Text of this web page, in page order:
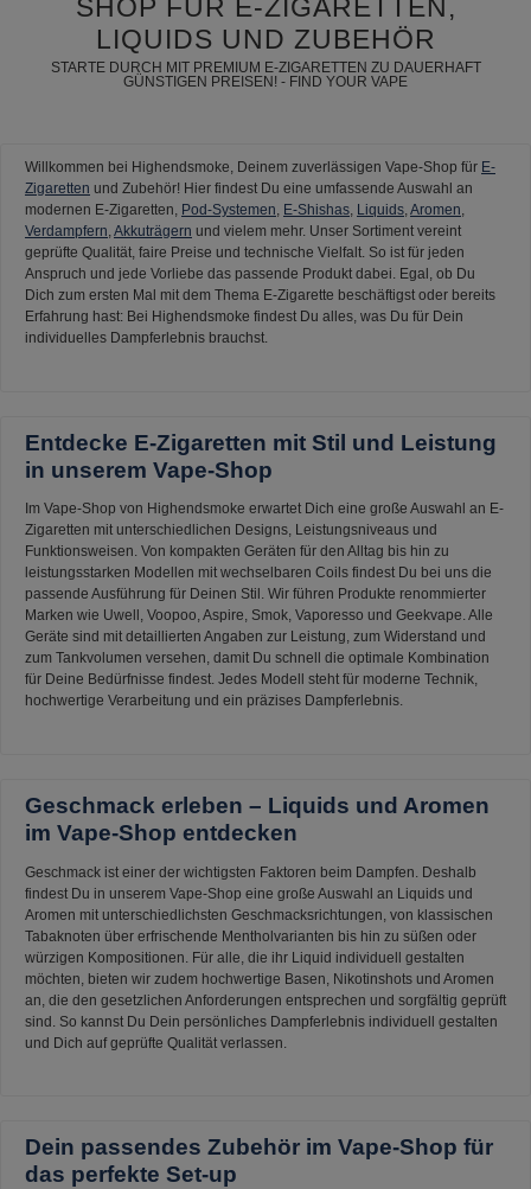
SHOP FÜR E-ZIGARETTEN,
LIQUIDS UND ZUBEHÖR
STARTE DURCH MIT PREMIUM E-ZIGARETTEN ZU DAUERHAFT
GÜNSTIGEN PREISEN! - FIND YOUR VAPE
Willkommen bei Highendsmoke, Deinem zuverlässigen Vape-Shop für E-
Zigaretten und Zubehör! Hier findest Du eine umfassende Auswahl an
modernen E-Zigaretten, Pod-Systemen, E-Shishas, Liquids,Aromen,
Verdampfern,Akkuträgern und vielem mehr. Unser Sortiment vereint
geprüfte Qualität, faire Preise und technische Vielfalt. So ist für jeden
Anspruch und jede Vorliebe das passende Produkt dabei. Egal, ob Du
Dich zum ersten Mal mit dem Thema E-Zigarette beschäftigst oder bereits
Erfahrung hast: Bei Highendsmoke findest Du alles, was Du für Dein
individuelles Dampferlebnis brauchst.
Entdecke E-Zigaretten mit Stil und Leistung
in unserem Vape-Shop
Im Vape-Shop von Highendsmoke erwartet Dich eine große Auswahl an E-
Zigaretten mit unterschiedlichen Designs, Leistungsniveaus und
Funktionsweisen. Von kompakten Geräten für den Alltag bis hin zu
leistungsstarken Modellen mit wechselbaren Coils findest Du bei uns die
passende Ausführung für Deinen Stil. Wir führen Produkte renommierter
Marken wie Uwell, Voopoo, Aspire, Smok, Vaporesso und Geekvape. Alle
Geräte sind mit detaillierten Angaben zur Leistung, zum Widerstand und
zum Tankvolumen versehen, damit Du schnell die optimale Kombination
für Deine Bedürfnisse findest. Jedes Modell steht für moderne Technik,
hochwertige Verarbeitung und ein präzises Dampferlebnis.
Geschmack erleben – Liquids und Aromen
im Vape-Shop entdecken
Geschmack ist einer der wichtigsten Faktoren beim Dampfen. Deshalb
findest Du in unserem Vape-Shop eine große Auswahl an Liquids und
Aromen mit unterschiedlichsten Geschmacksrichtungen, von klassischen
Tabaknoten über erfrischende Mentholvarianten bis hin zu süßen oder
würzigen Kompositionen. Für alle, die ihr Liquid individuell gestalten
möchten, bieten wir zudem hochwertige Basen, Nikotinshots und Aromen
an, die den gesetzlichen Anforderungen entsprechen und sorgfältig geprüft
sind. So kannst Du Dein persönliches Dampferlebnis individuell gestalten
und Dich auf geprüfte Qualität verlassen.
Dein passendes Zubehör im Vape-Shop für
das perfekte Set-up